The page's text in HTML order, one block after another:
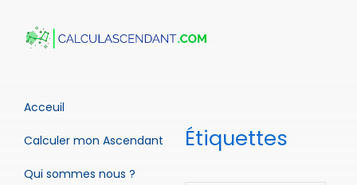
Acceuil
Calculer mon Ascendant
Qui sommes nous ?
Étiquettes